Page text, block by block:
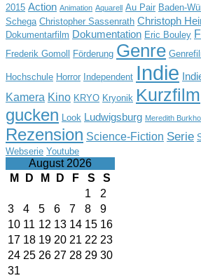
2015 Action Animation Aquarell Au Pair Baden-
Schega Christopher Sassenrath Christoph
Dokumentarfilm Dokumentation Eric Bouley
Frederik Gomoll
Förderung Genre
Hochschule Horror Independent Indie
Kamera Kino KRYO Kryonik Kurzfilm
gucken
Look Ludwigsburg Meredith
Rezension Science-Fiction Serie
Webserie Youtube
August 2026
M
D M D F S
S
1
2
3
4 5 6 7 8
9
10 11 12 13 14 15 16
17 18 19 20 21 22 23
24 25 26 27 28 29 30
31